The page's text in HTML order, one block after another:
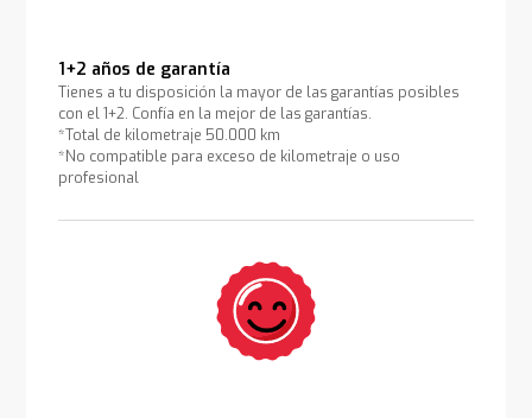
1+2 años de garantía
Tienes a tu disposición la mayor de las garantías posibles
con el 1+2. Confía en la mejor de las garantías.
*Total de kilometraje 50.000 km
*No compatible para exceso de kilometraje o uso
profesional